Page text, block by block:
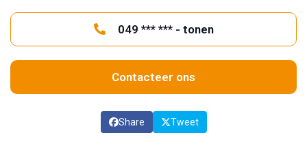
049 *** *** - tonen
Contacteer ons
Share Tweet